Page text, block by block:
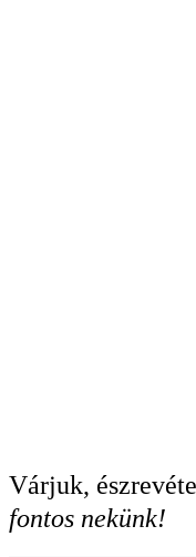
Várjuk,
fontos nekünk!